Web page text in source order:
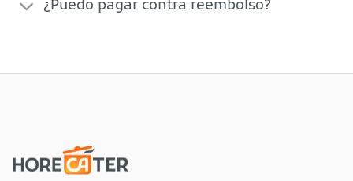
¿Puedo pagar contra reembolso?